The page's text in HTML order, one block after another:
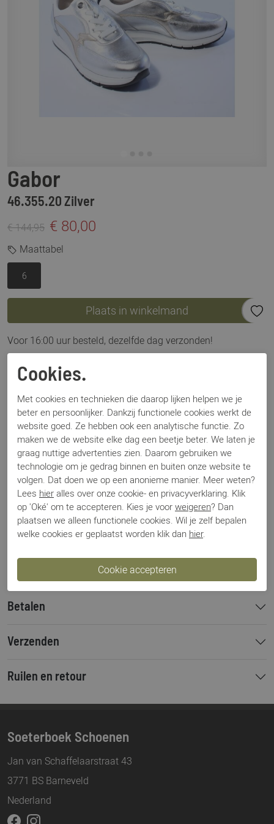
Gabor
46.355.20 Zilver
€ 144,95 € 80,00
Maattabel
6
Plaats in winkelmand
Voor 16:00 uur besteld, dezelfde dag verzonden!
Omschrijving
Specificaties
Merk
Gabor
Artikelnummer
46.355.20
Breedtemaat
G
Los voetbed
Ja
Categorie
Sneakers
Kleur
Zilver
Bestelcode
000002360
Betalen
Verzenden
Ruilen en retour
Soeterboek Schoenen
Jan van Schaffelaarstraat 43
3771 BS Barneveld
Nederland
Cookies.
Met cookies en technieken die daarop lijken helpen we je
beter en persoonlijker. Dankzij functionele cookies werkt de
website goed. Ze hebben ook een analytische functie. Zo
maken we de website elke dag een beetje beter. We laten je
graag nuttige advertenties zien. Daarom gebruiken we
technologie om je gedrag binnen en buiten onze website te
volgen. Dat doen we op een anonieme manier. Meer weten?
Lees hier alles over onze cookie- en privacyverklaring. Klik
op 'Oké' om te accepteren. Kies je voor weigeren? Dan
plaatsen we alleen functionele cookies. Wil je zelf bepalen
welke cookies er geplaatst worden klik dan hier.